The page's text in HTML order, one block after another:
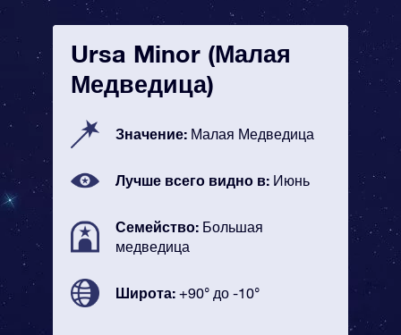
Ursa Minor (Малая
Медведица)
Значение: Малая Медведица
Лучше всего видно в: Июнь
Семейство: Большая
медведица
Широта: +90° до -10°